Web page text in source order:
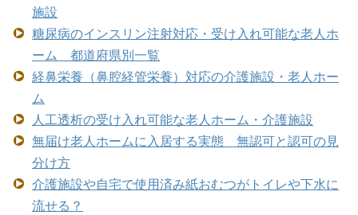
施設
糖尿病のインスリン注射対応・受け入れ可能な老人ホ
ーム 都道府県別一覧
経鼻栄養（鼻腔経管栄養）対応の介護施設・老人ホー
ム
人工透析の受け入れ可能な老人ホーム・介護施設
無届け老人ホームに入居する実態 無認可と認可の見
分け方
介護施設や自宅で使用済み紙おむつがトイレや下水に
流せる？